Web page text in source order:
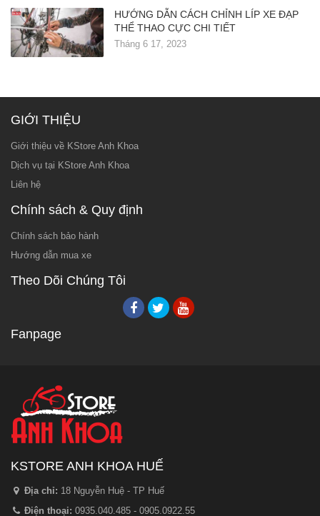
HƯỚNG DẪN CÁCH CHỈNH LÍP XE ĐẠP
THỂ THAO CỰC CHI TIẾT
Tháng 6 17, 2023
GIỚI THIỆU
Giới thiệu về KStore Anh Khoa
Dịch vụ tại KStore Anh Khoa
Liên hệ
Chính sách & Quy định
Chính sách bảo hành
Hướng dẫn mua xe
Theo Dõi Chúng Tôi
Fanpage
KSTORE ANH KHOA HUẾ
Địa chỉ: 18 Nguyễn Huệ - TP Huế
Điện thoại: 0935.040.485 - 0905.0922.55